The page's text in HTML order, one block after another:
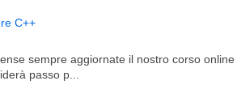
C++
sempre aggiornate il nostro corso online
passo p...